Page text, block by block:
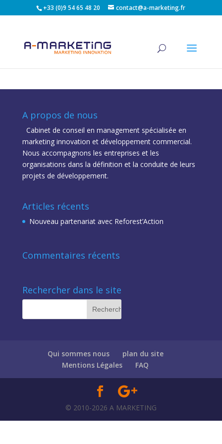
+33 (0)9 54 65 48 20 contact@a-marketing.fr
A propos de nous
Cabinet de conseil en management spécialisée en
marketing innovation et développement commercial.
Nous accompagnons les entreprises et les
organisations dans la définition et la conduite de leurs
projets de développement.
Articles récents
Nouveau partenariat avec Reforest’Action
Commentaires récents
Rechercher dans le site
Qui sommes nous
plan du site
Mentions Légales
FAQ
© 2010-2026 A MARKETING